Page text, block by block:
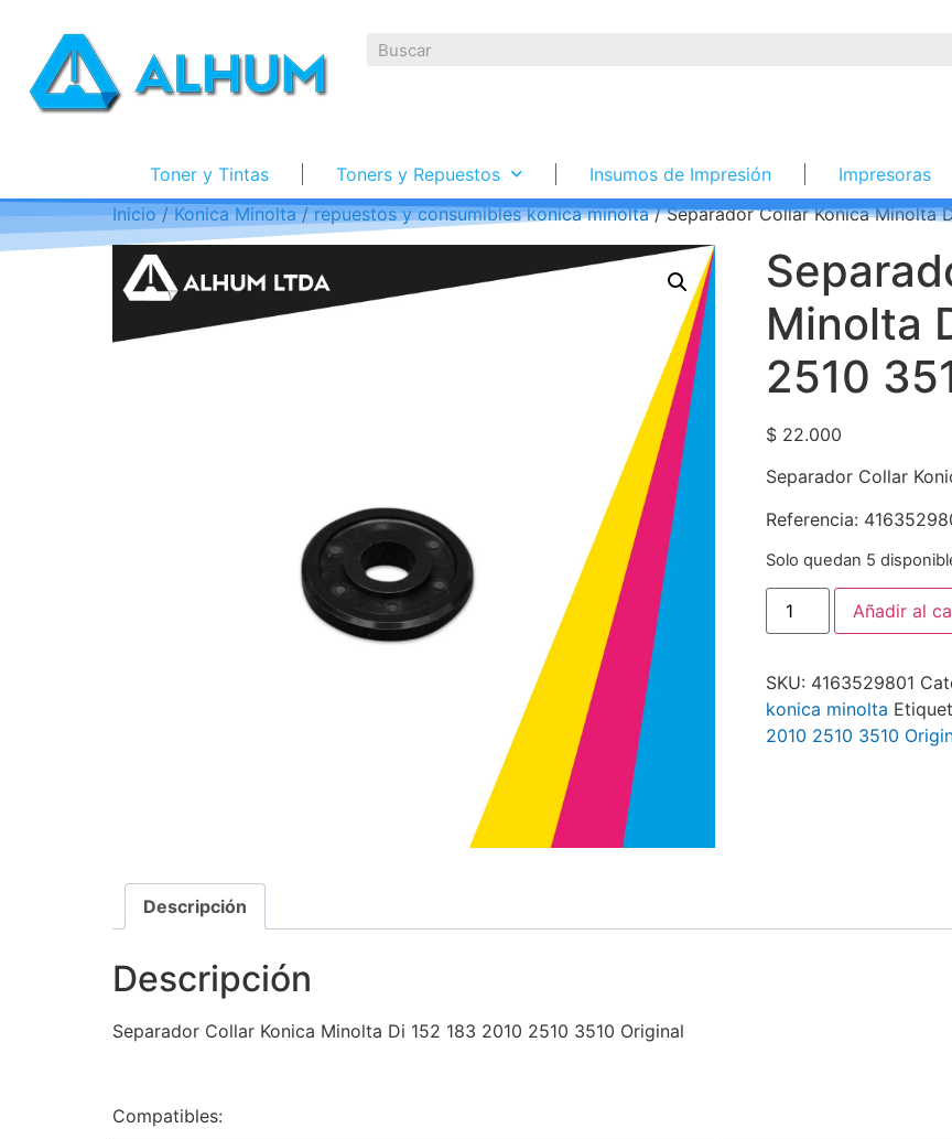
Toner y Tintas Toners y Repuestos Insumos de Impresión Impresoras
Inicio/Konica Minolta/repuestos y consumibles konica minolta/ Separador Collar Konica Minolta
Minolta
2510
$22.000
Separador Collar
Referencia:
Solo quedan 5
Añadir al
SKU: 4163529801
konica minolta
2010 2510 3510
Descripción
Descripción
Separador Collar Konica Minolta Di 152 183 2010 2510 3510 Original
Compatibles: